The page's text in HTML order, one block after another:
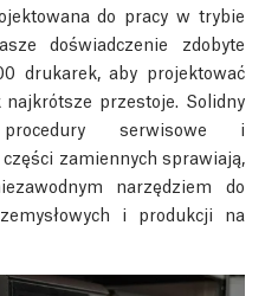
do pracy w trybie
doświadczenie zdobyte
drukarek, aby projektować
przestoje. Solidny
serwisowe i
zamiennych sprawiają,
narzędziem do
i produkcji na